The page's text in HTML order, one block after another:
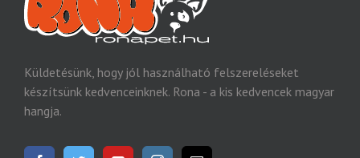
Küldetésünk, hogy jól használható felszereléseket
készítsünk kedvenceinknek. Rona - a kis kedvencek magyar
hangja.